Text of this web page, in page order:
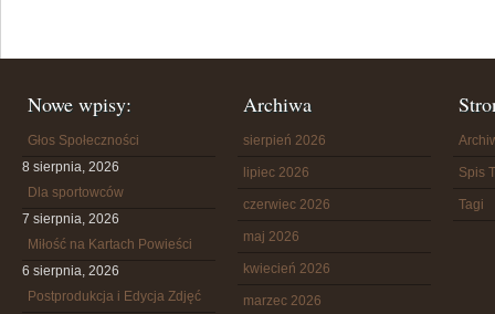
Nowe wpisy:
Głos Społeczności
8 sierpnia, 2026
Dla sportowców
7 sierpnia, 2026
Miłość na Kartach Powieści
6 sierpnia, 2026
Postprodukcja i Edycja Zdjęć
Archiwa
sierpień 2026
lipiec 2026
czerwiec 2026
maj 2026
kwiecień 2026
marzec 2026
Spis
Tagi